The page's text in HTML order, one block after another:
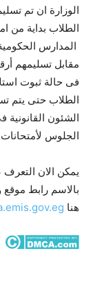
الوزارة ان تم
الطلاب بداية
المدارس
مقابل تسليمهم
فى حالة ثبوت
الطلاب حتى يتم
الشئون القانونية
الجلوس لأمتحانات
بالاسم رابط موقع
هنا